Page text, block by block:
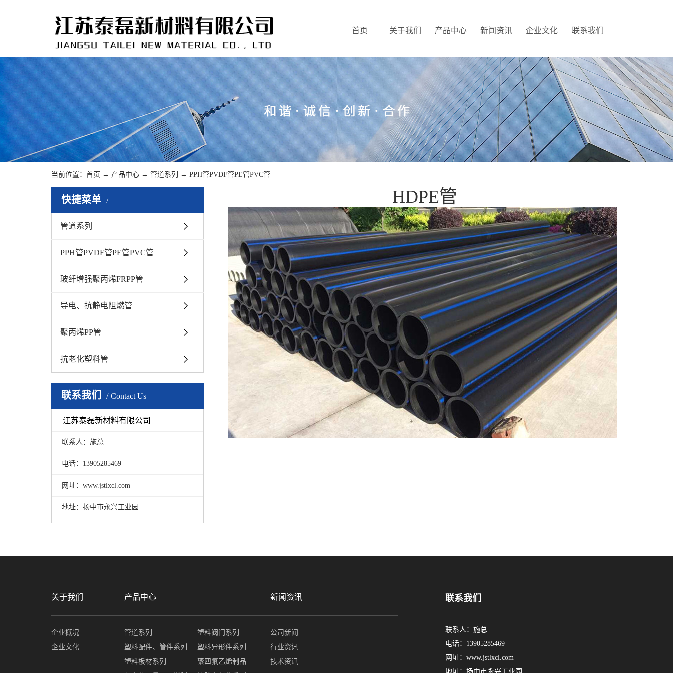
首页 关于我们 产品中心 新闻资讯 企业文化 联系我们
当前位置： 首页 → 产品中心 → 管道系列 → PPH管PVDF管PE管PVC管
快捷菜单
管道系列
PPH管PVDF管PE管PVC管
玻纤增强聚丙烯FRPP管
导电、抗静电阻燃管
聚丙烯PP管
抗老化塑料管
联系我们 Contact Us
江苏泰磊新材料有限公司
联系人：施总
电话：13905285469
网址：www.jstlxcl.com
地址：扬中市永兴工业园
HDPE管
关于我们
企业概况
企业文化
产品中心
管道系列
塑料阀门系列
塑料配件、管件系列
塑料异形件系列
塑料板材系列
聚四氟乙烯制品
新闻资讯
公司新闻
行业资讯
技术资讯
联系我们
联系人：施总
电话：13905285469
网址：www.jstlxcl.com